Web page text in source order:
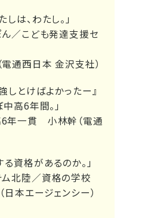
は、わたし。」
／こども発達支援セ
通西日本 金沢支社）
しとけばよかったー』
高6年間。」
年一貫 小林幹（電通
る資格があるのか。」
ム北陸／資格の学校
本エージェンシー）